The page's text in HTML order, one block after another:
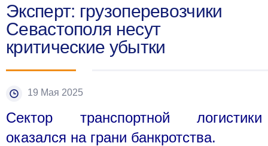
Эксперт: грузоперевозчики
Севастополя несут
критические убытки
19 Мая 2025
Сектор транспортной логистики
оказался на грани банкротства.